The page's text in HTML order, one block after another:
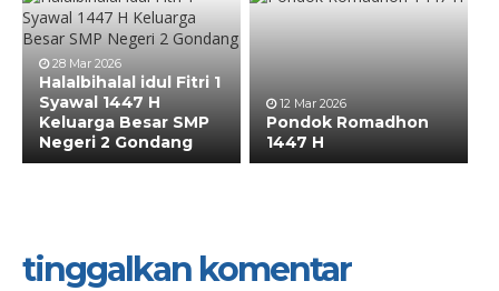
28 Mar 2026
Halalbihalal idul Fitri 1
Syawal 1447 H
Keluarga Besar SMP
Negeri 2 Gondang
12 Mar 2026
Pondok Romadhon
1447 H
tinggalkan komentar